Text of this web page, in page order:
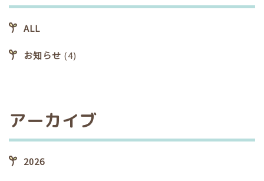
ALL
お知らせ (4)
アーカイブ
2026